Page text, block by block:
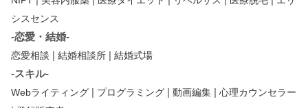
シスセンス
-恋愛・結婚-
恋愛相談 | 結婚相談所 | 結婚式場
-スキル-
Webライティング | プログラミング | 動画編集 | 心理カウンセラー